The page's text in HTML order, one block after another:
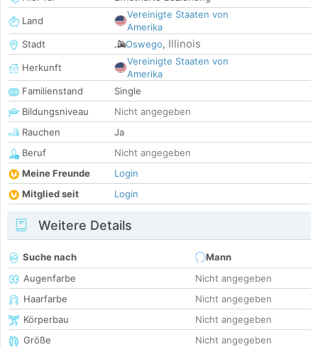
Land
Vereinigte Staaten von
Amerika
Stadt
Oswego, Illinois
Herkunft
Vereinigte Staaten von
Amerika
Familienstand
Single
Bildungsniveau
Nicht angegeben
Rauchen
Ja
Beruf
Nicht angegeben
Meine Freunde
Login
Mitglied seit
Login
Weitere Details
Suche nach
Mann
Augenfarbe
Nicht angegeben
Haarfarbe
Nicht angegeben
Körperbau
Nicht angegeben
Größe
Nicht angegeben